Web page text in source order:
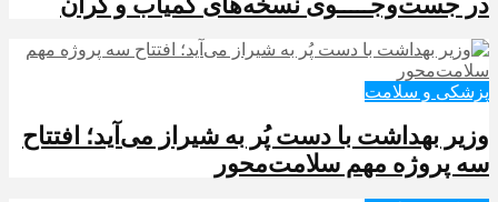
پزشکی و سلامت
وزیر بهداشت با دست پُر به شیراز می‌آید؛ افتتاح
سه پروژه مهم سلامت‌محور